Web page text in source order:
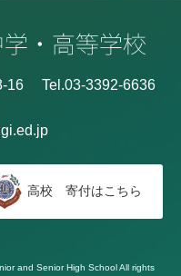
16
Tel.03-3392-6636
高校 寄付はこちら
and Senior High School All rights